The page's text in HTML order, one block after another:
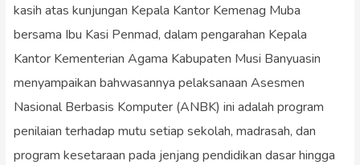
kasih atas kunjungan Kepala Kantor Kemenag Muba
bersama Ibu Kasi Penmad, dalam pengarahan Kepala
Kantor Kementerian Agama Kabupaten Musi Banyuasin
menyampaikan bahwasannya pelaksanaan Asesmen
Nasional Berbasis Komputer (ANBK) ini adalah program
penilaian terhadap mutu setiap sekolah, madrasah, dan
program kesetaraan pada jenjang pendidikan dasar hingga